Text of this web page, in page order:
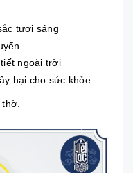
tươi sáng
ngoài trời
hại cho sức khỏe